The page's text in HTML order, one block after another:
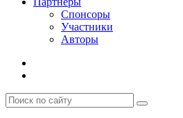
Спонсоры
Участники
Авторы